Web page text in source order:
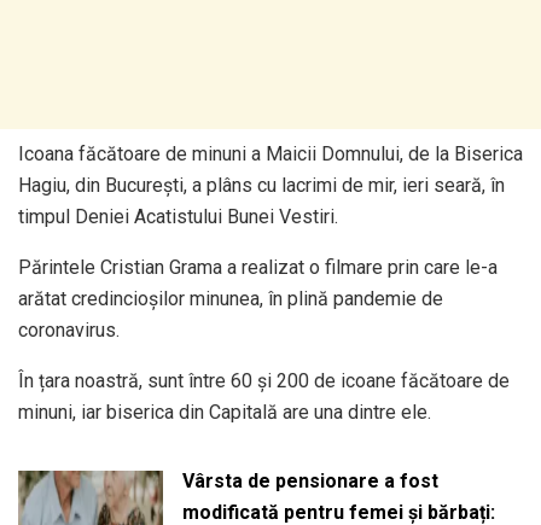
Icoana făcătoare de minuni a Maicii Domnului, de la Biserica
Hagiu, din București, a plâns cu lacrimi de mir, ieri seară, în
timpul Deniei Acatistului Bunei Vestiri.
Părintele Cristian Grama a realizat o filmare prin care le-a
arătat credincioșilor minunea, în plină pandemie de
coronavirus.
În țara noastră, sunt între 60 și 200 de icoane făcătoare de
minuni, iar biserica din Capitală are una dintre ele.
Vârsta de pensionare a fost
modificată pentru femei și bărbați: